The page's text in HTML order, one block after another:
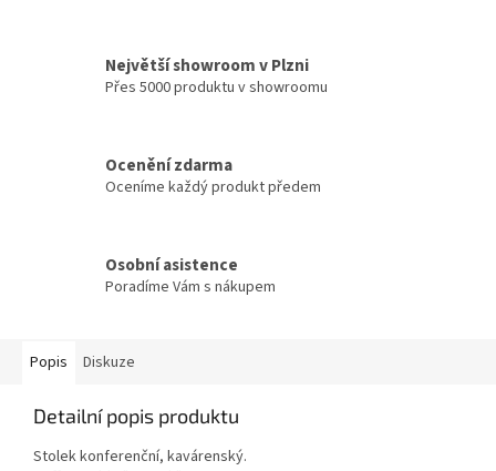
Největší showroom v Plzni
Přes 5000 produktu v showroomu
Ocenění zdarma
Oceníme každý produkt předem
Osobní asistence
Poradíme Vám s nákupem
Popis Diskuze
Detailní popis produktu
Stolek konferenční, kavárenský.